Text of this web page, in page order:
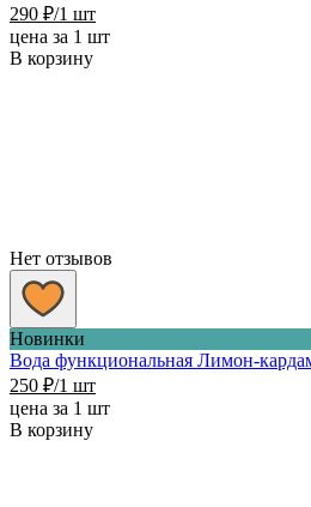
290 ₽/1 шт
цена за 1 шт
В корзину
Нет отзывов
Новинки
Вода функциональная Лимон-
250 ₽/1 шт
цена за 1 шт
В корзину